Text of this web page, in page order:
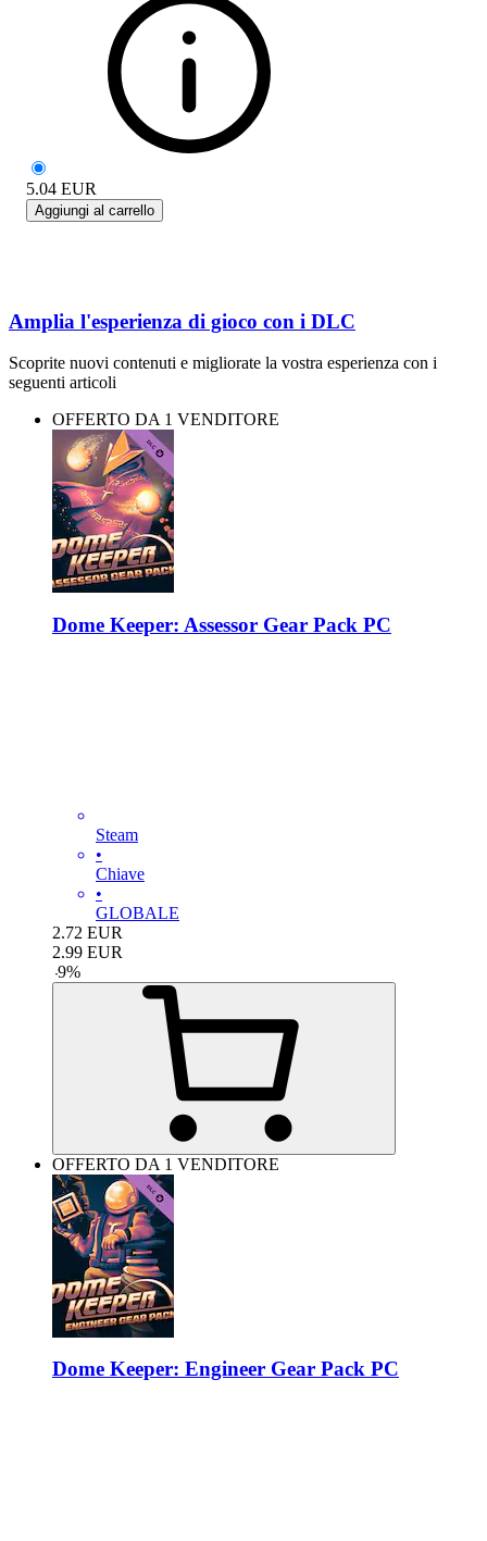
5.04 EUR
Aggiungi al carrello
Amplia l'esperienza di gioco con i DLC
Scoprite nuovi contenuti e migliorate la vostra esperienza con i
seguenti articoli
OFFERTO DA 1 VENDITORE
Dome Keeper: Assessor Gear Pack PC
Steam
•
Chiave
•
GLOBALE
2.72 EUR
2.99 EUR
-9%
OFFERTO DA 1 VENDITORE
Dome Keeper: Engineer Gear Pack PC